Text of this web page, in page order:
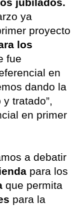
jubilados.
ya
proyecto
los
fue
en
dando la
tratado”,
en primer
a debatir
para los
que permita
para la